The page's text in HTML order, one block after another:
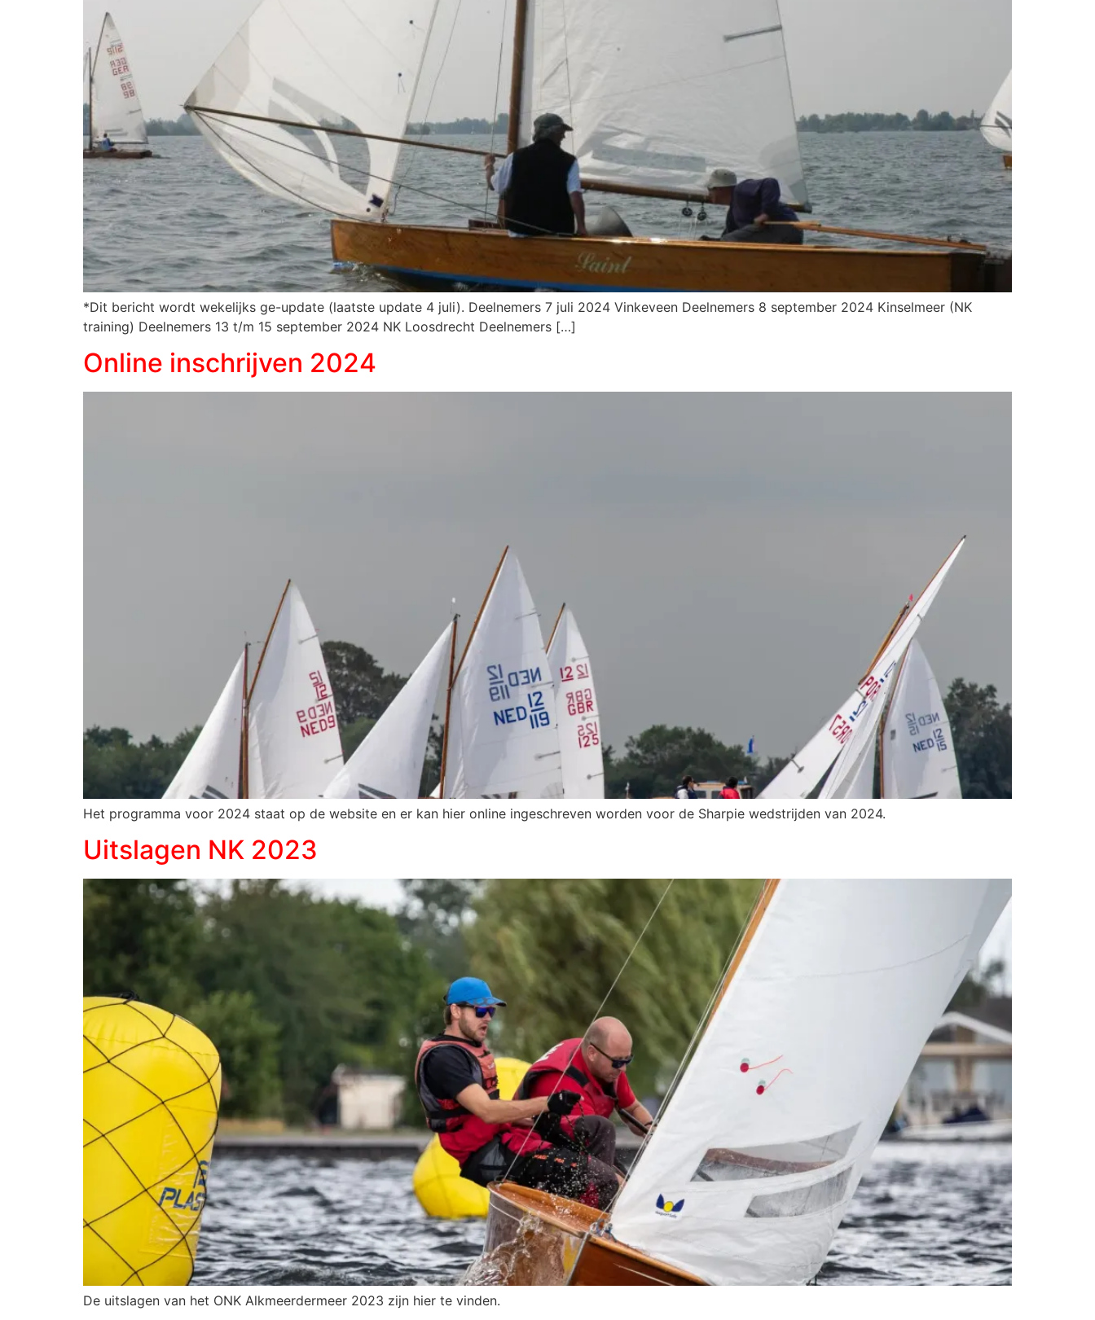
*Dit bericht wordt wekelijks ge-update (laatste update 4 juli). Deelnemers 7 juli 2024 Vinkeveen Deelnemers 8 september 2024 Kinselmeer (NK
training) Deelnemers 13 t/m 15 september 2024 NK Loosdrecht Deelnemers […]
Online inschrijven 2024
Het programma voor 2024 staat op de website en er kan hier online ingeschreven worden voor de Sharpie wedstrijden van 2024.
Uitslagen NK 2023
De uitslagen van het ONK Alkmeerdermeer 2023 zijn hier te vinden.